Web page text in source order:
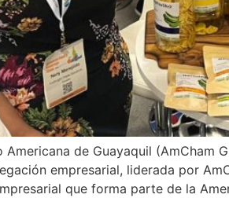
de Guayaquil (AmCham
empresarial, liderada por
que forma parte de la